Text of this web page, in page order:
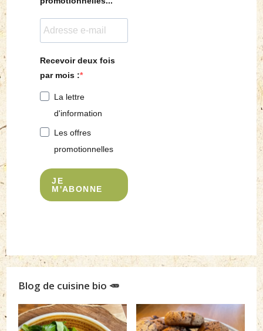
Recevoir deux fois
par mois :
La lettre
d'information
Les offres
promotionnelles
JE
M'ABONNE
Blog de cuisine bio 🥕